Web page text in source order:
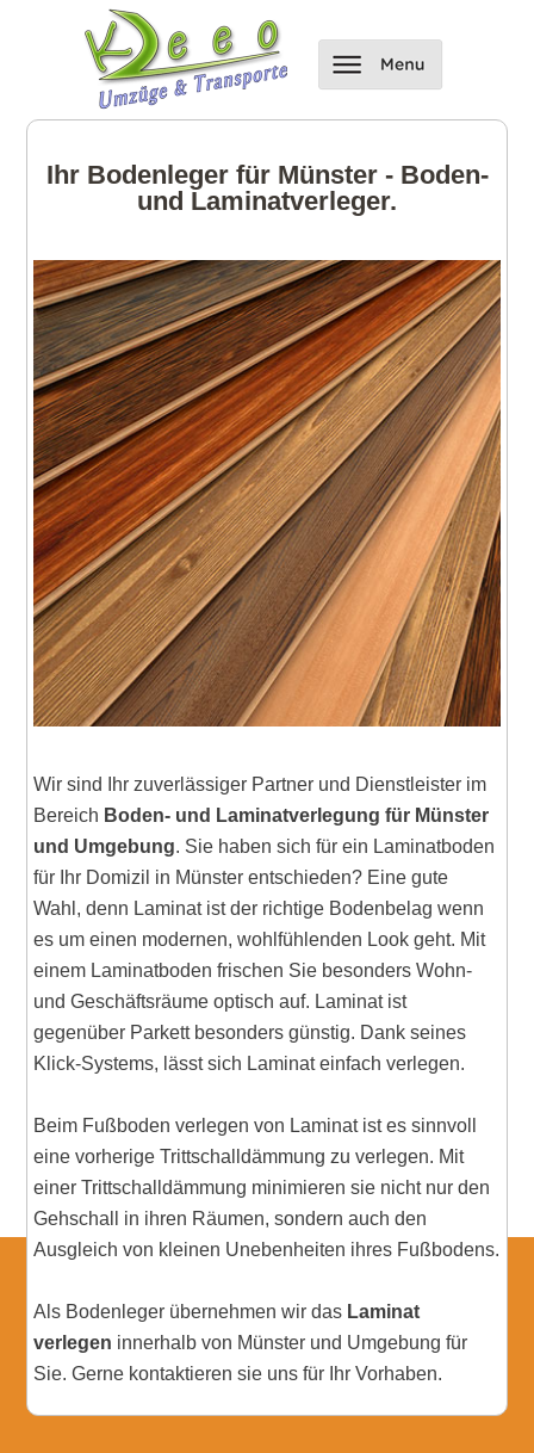
Ihr Bodenleger für Münster - Boden-
und Laminatverleger.
Wir sind Ihr zuverlässiger Partner und Dienstleister im
Bereich Boden- und Laminatverlegung für Münster
und Umgebung. Sie haben sich für ein Laminatboden
für Ihr Domizil in Münster entschieden? Eine gute
Wahl, denn Laminat ist der richtige Bodenbelag wenn
es um einen modernen, wohlfühlenden Look geht. Mit
einem Laminatboden frischen Sie besonders Wohn-
und Geschäftsräume optisch auf. Laminat ist
gegenüber Parkett besonders günstig. Dank seines
Klick-Systems, lässt sich Laminat einfach verlegen.
Beim Fußboden verlegen von Laminat ist es sinnvoll
eine vorherige Trittschalldämmung zu verlegen. Mit
einer Trittschalldämmung minimieren sie nicht nur den
Gehschall in ihren Räumen, sondern auch den
Ausgleich von kleinen Unebenheiten ihres Fußbodens.
Als Bodenleger übernehmen wir das Laminat
verlegen innerhalb von Münster und Umgebung für
Sie. Gerne kontaktieren sie uns für Ihr Vorhaben.